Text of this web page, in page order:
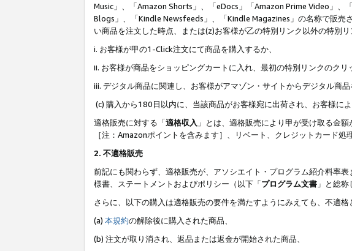
Music」、「Amazon Shorts」、「eDocs」「Amazon Prime Video」
Blogs」、「Kindle Newsfeeds」、「Kindle Magazines」の名称で販
い商品を注文した時点、または(z)お客様が乙の特別リンク以外の特別
i. お客様が甲の1-Click注文にて商品を購入するか、
ii. お客様が商品をショッピングカートに入れ、最初の特別リンクのク
iii. デジタル商品に関連し、お客様がアマゾン・サイトからデジタル商
(c) 購入から180日以内に、当該商品がお客様宛に出荷され、お客様に
適格販売に対する「適格収入 」とは、適格販売により甲が受け取る金
［注：Amazonポイントを含みます］、リベート、クレジットカード
2. 不適格販売
前記にも関わらず、適格販売が、アソシエイト・プログラム紹介料率
様書、ステートメントおよびポリシー（以下「プログラム文書 」と総
さらに、以下の購入は適格販売の要件を満たすようにみえても、不適
(a) 本規約の解除後に購入された商品、
(b) 注文が取り消され、返品または返金が開始された商品、